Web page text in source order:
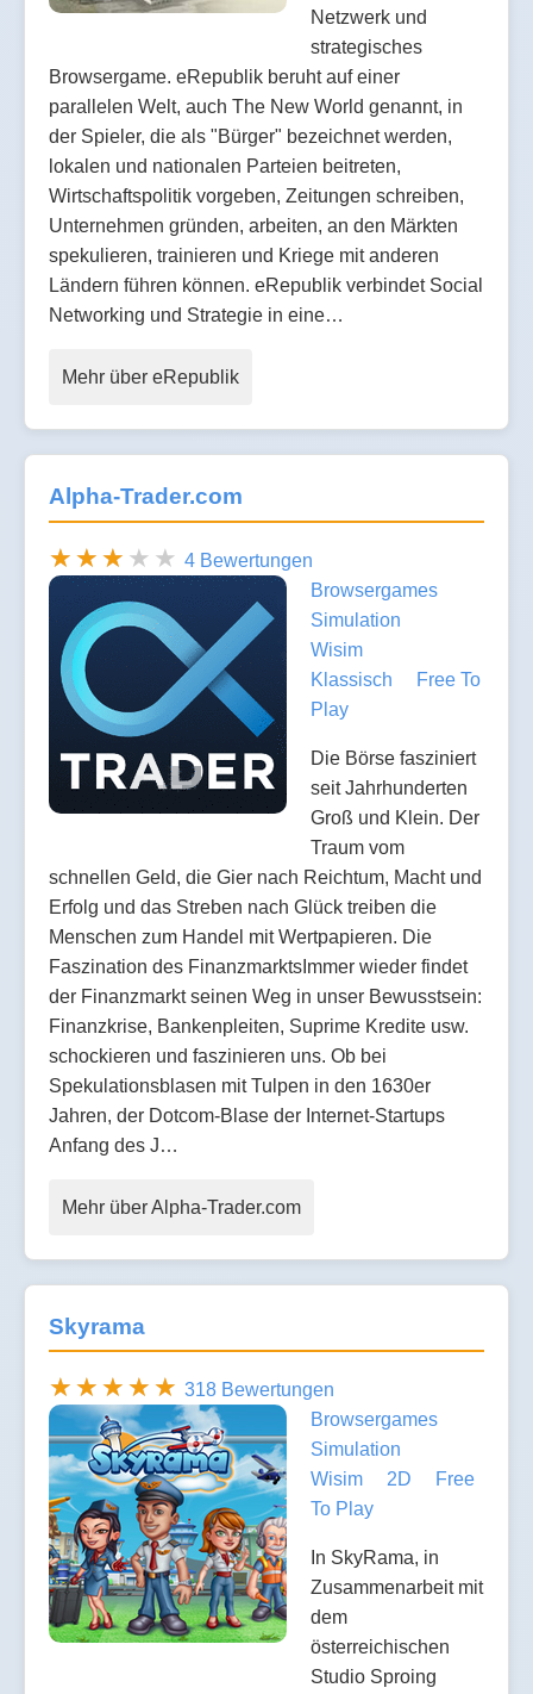
Netzwerk und
strategisches
Browsergame. eRepublik beruht auf einer
parallelen Welt, auch The New World genannt, in
der Spieler, die als "Bürger" bezeichnet werden,
lokalen und nationalen Parteien beitreten,
Wirtschaftspolitik vorgeben, Zeitungen schreiben,
Unternehmen gründen, arbeiten, an den Märkten
spekulieren, trainieren und Kriege mit anderen
Ländern führen können. eRepublik verbindet Social
Networking und Strategie in eine…
Mehr über eRepublik
Alpha-Trader.com
4 Bewertungen
Browsergames
Simulation
Wisim
Klassisch
Free To
Play
Die Börse fasziniert
seit Jahrhunderten
Groß und Klein. Der
Traum vom
schnellen Geld, die Gier nach Reichtum, Macht und
Erfolg und das Streben nach Glück treiben die
Menschen zum Handel mit Wertpapieren. Die
Faszination des FinanzmarktsImmer wieder findet
der Finanzmarkt seinen Weg in unser Bewusstsein:
Finanzkrise, Bankenpleiten, Suprime Kredite usw.
schockieren und faszinieren uns. Ob bei
Spekulationsblasen mit Tulpen in den 1630er
Jahren, der Dotcom-Blase der Internet-Startups
Anfang des J…
Mehr über Alpha-Trader.com
Skyrama
318 Bewertungen
Browsergames
Simulation
Wisim
2D
Free
To Play
In SkyRama, in
Zusammenarbeit mit
dem
österreichischen
Studio Sproing